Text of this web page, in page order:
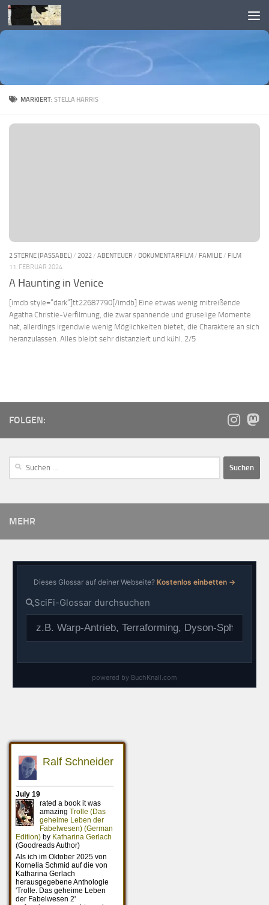
Skip to content
MARKIERT:STELLA HARRIS
2 STERNE (PASSABEL)/ 2022/ ABENTEUER / DOKUMENTARFILM/ FAMILIE/ FILM
11. FEBRUAR 2024
A Haunting in Venice
[imdb style=“dark“]tt22687790[/imdb] Eine etwas wenig mitreißende
Agatha Christie-Verfilmung, die zwar spannende und gruselige Momente
hat, allerdings irgendwie wenig Möglichkeiten bietet, die Charaktere an sich
heranzulassen. Alles bleibt sehr distanziert und kühl. 2/5
FOLGEN:
MEHR